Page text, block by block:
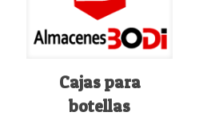
Cajas para
botellas